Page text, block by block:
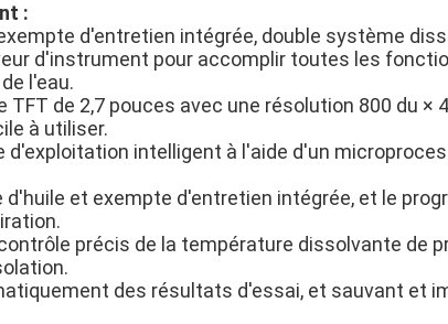
:
d'entretien intégrée, double système
d'instrument pour accomplir toutes les
l'eau.
TFT de 2,7 pouces avec une résolution 800 du ×
à utiliser.
d'exploitation intelligent à l'aide d'un
et exempte d'entretien intégrée, et le
précis de la température dissolvante de
des résultats d'essai, et sauvant et